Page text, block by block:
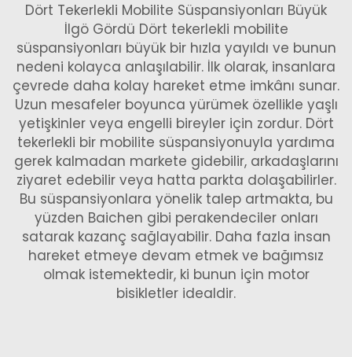
Dört Tekerlekli Mobilite Süspansiyonları Büyük
İlgö Gördü Dört tekerlekli mobilite
süspansiyonları büyük bir hızla yayıldı ve bunun
nedeni kolayca anlaşılabilir. İlk olarak, insanlara
çevrede daha kolay hareket etme imkânı sunar.
Uzun mesafeler boyunca yürümek özellikle yaşlı
yetişkinler veya engelli bireyler için zordur. Dört
tekerlekli bir mobilite süspansiyonuyla yardıma
gerek kalmadan markete gidebilir, arkadaşlarını
ziyaret edebilir veya hatta parkta dolaşabilirler.
Bu süspansiyonlara yönelik talep artmakta, bu
yüzden Baichen gibi perakendeciler onları
satarak kazanç sağlayabilir. Daha fazla insan
hareket etmeye devam etmek ve bağımsız
olmak istemektedir, ki bunun için motor
bisikletler idealdir.